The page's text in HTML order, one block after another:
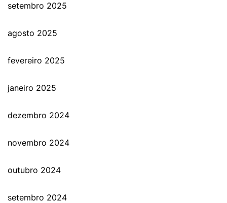
setembro 2025
agosto 2025
fevereiro 2025
janeiro 2025
dezembro 2024
novembro 2024
outubro 2024
setembro 2024